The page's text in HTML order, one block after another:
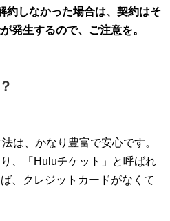
約しなかった場合は、契約はそ
発生するので、ご注意を。
は、かなり豊富で安心です。
、「Huluチケット」と呼ばれ
、クレジットカードがなくて